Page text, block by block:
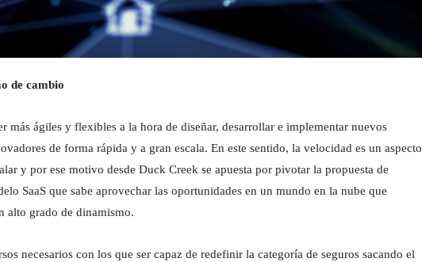
de cambio
más ágiles y flexibles a la hora de diseñar, desarrollar e implementar nuevos
de forma rápida y a gran escala. En este sentido, la velocidad es un aspecto
y por ese motivo desde Duck Creek se apuesta por pivotar la propuesta de
SaaS que sabe aprovechar las oportunidades en un mundo en la nube que
alto grado de dinamismo.
necesarios con los que ser capaz de redefinir la categoría de seguros sacando el